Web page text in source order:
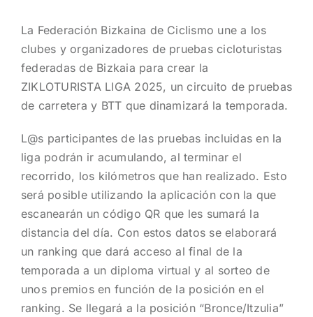
La Federación Bizkaina de Ciclismo une a los
clubes y organizadores de pruebas cicloturistas
federadas de Bizkaia para crear la
ZIKLOTURISTA LIGA 2025, un circuito de pruebas
de carretera y BTT que dinamizará la temporada.
L@s participantes de las pruebas incluidas en la
liga podrán ir acumulando, al terminar el
recorrido, los kilómetros que han realizado. Esto
será posible utilizando la aplicación con la que
escanearán un código QR que les sumará la
distancia del día. Con estos datos se elaborará
un ranking que dará acceso al final de la
temporada a un diploma virtual y al sorteo de
unos premios en función de la posición en el
ranking. Se llegará a la posición “Bronce/Itzulia”